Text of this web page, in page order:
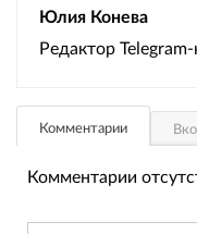
Юлия Конева
Редактор
Комментарии
Комментарии